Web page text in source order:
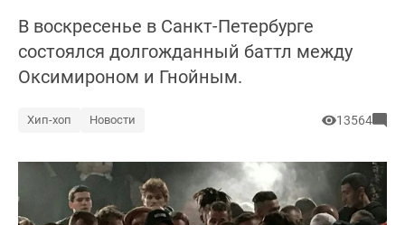
В воскресенье в Санкт-Петербурге
состоялся долгожданный баттл между
Оксимироном и Гнойным.
Хип-хоп Новости 13564